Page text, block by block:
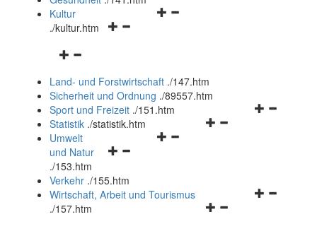
Navigationsmenü
Navigationsmenü
Kultur
./kultur.htm
Navigationsmenü
und
schließen
Land- und Forstwirtschaft ./147.htm
Sicherheit und Ordnung ./89557.htm
Navigationsmenü
Sport und Freizeit ./151.htm
Navigationsmenü
Statistik ./statistik.htm
Navigationsmenü
und
schließen
Umwelt
und Natur
./153.htm
Verkehr ./155.htm
Navigationsmenü
Wirtschaft, Arbeit und Tourismus
./157.htm